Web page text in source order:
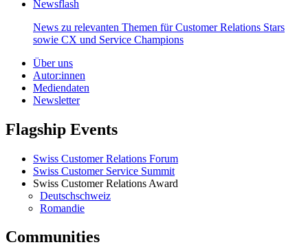
Newsflash
News zu relevanten Themen für Customer Relations Stars
sowie CX und Service Champions
Über uns
Autor:innen
Mediendaten
Newsletter
Flagship Events
Swiss Customer Relations Forum
Swiss Customer Service Summit
Swiss Customer Relations Award
Deutschschweiz
Romandie
Communities